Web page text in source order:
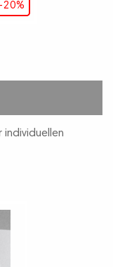
20%
individuellen